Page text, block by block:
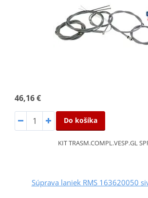
46,16 €
Do košíka
KIT TRASM.COMPL.VESP.GL
Súprava laniek RMS 163620050